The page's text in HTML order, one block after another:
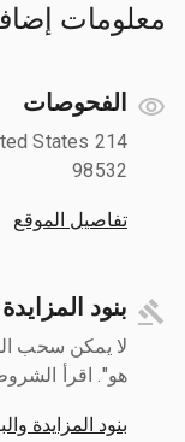
معلومات
الفحوصات
States
98532
تفاصيل الموقع
بنود
لا يمكن سحب
هو". اقرأ
بنود المزايدة